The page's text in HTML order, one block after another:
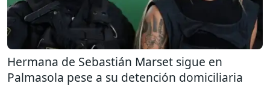
Hermana de Sebastián Marset sigue en
Palmasola pese a su detención domiciliaria